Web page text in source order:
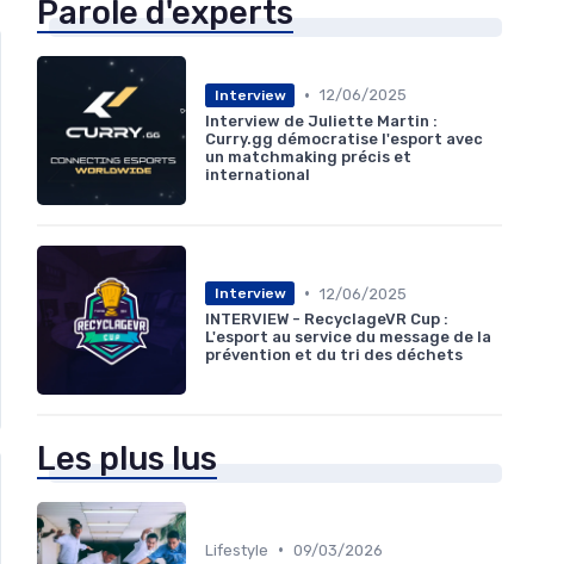
Parole d'experts
Interview • 12/06/2025
Interview de Juliette Martin :
Curry.gg démocratise l'esport avec
un matchmaking précis et
international
Interview • 12/06/2025
INTERVIEW - RecyclageVR Cup :
L'esport au service du message de la
prévention et du tri des déchets
Les plus lus
Lifestyle • 09/03/2026